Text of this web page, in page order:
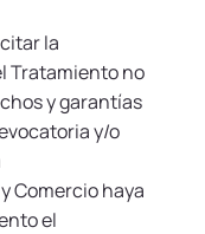
la
Tratamiento no
y garantías
y/o
Comercio haya
el